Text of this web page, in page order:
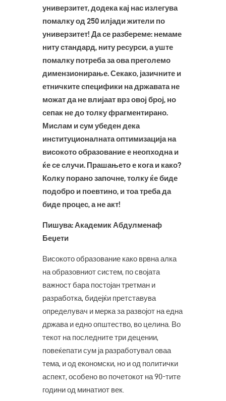
универзитет, додека кај нас излегува
помалку од 250 илјади жители по
универзитет! Да се разбереме: немаме
ниту стандард, ниту ресурси, а уште
помалку потреба за ова преголемо
димензионирање. Секако, јазичните и
етничките специфики на државата не
можат да не влијаат врз овој број, но
сепак не до толку фрагментирано.
Мислам и сум убеден дека
институционалната оптимизација на
високото образование е неопходна и
ќе се случи. Прашањето е кога и како?
Колку порано започне, толку ќе биде
подобро и поевтино, и тоа треба да
биде процес, а не акт!
Пишува: Академик Абдулменаф
Беџети
Високото образование како врвна алка
на образовниот систем, по својата
важност бара постојан третман и
разработка, бидејќи претставува
определувач и мерка за развојот на една
држава и едно општество, во целина. Во
текот на последните три децении,
повеќепати сум ја разработувал оваа
тема, и од економски, но и од политички
аспект, особено во почетокот на 90-тите
години од минатиот век.